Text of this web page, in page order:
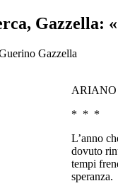
Gazzella:
Gazzella
ARIANO
* * *
L’anno
dovuto
tempi
speranza.